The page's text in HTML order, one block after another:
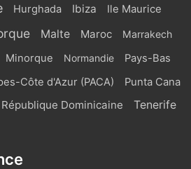
Hurghada Ibiza Ile Maurice
Malte Maroc
Marrakech
Minorque Normandie Pays-Bas
Côte d'Azur (PACA) Punta Cana
République Dominicaine Tenerife